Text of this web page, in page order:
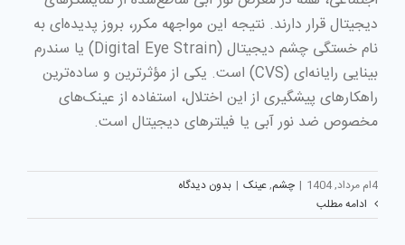
دیجیتال قرار دارند. نتیجه این مواجهه مکرر، بروز پدیده‌ای به
نام خستگی چشم دیجیتال (Digital Eye Strain) یا سندرم
بینایی رایانه‌ای (CVS) است. یکی از مؤثرترین و ساده‌ترین
راهکارهای پیشگیری از این اختلال، استفاده از عینک‌های
مخصوص ضد نور آبی یا فیلترهای دیجیتال است.
4ام مرداد, 1404 | چشم,عینک | بدون دیدگاه
ادامه مطلب